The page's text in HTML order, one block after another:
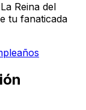
La Reina del
tu fanaticada